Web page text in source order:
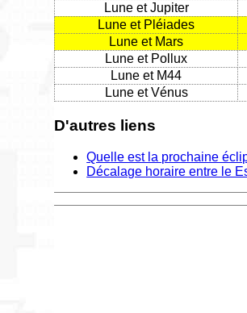
Lune et Jupiter
Lune et Pléiades
Lune et Mars
Lune et Pollux
Lune et M44
Lune et Vénus
D'autres liens
Quelle est la prochaine
Décalage horaire entre le